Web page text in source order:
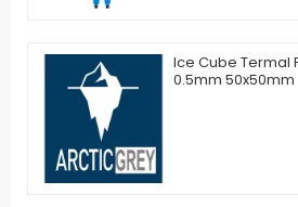
Ice Cube Termal
0.5mm 50x50mm